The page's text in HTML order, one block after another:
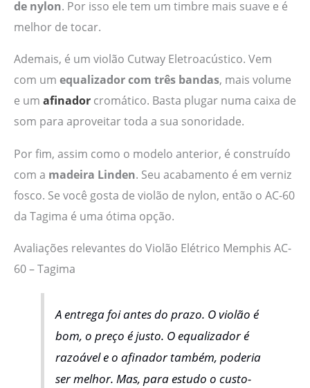
de nylon. Por isso ele tem um timbre mais suave e é
melhor de tocar.
Ademais, é um violão Cutway Eletroacústico. Vem
com um equalizador com três bandas, mais volume
e um afinador cromático. Basta plugar numa caixa de
som para aproveitar toda a sua sonoridade.
Por fim, assim como o modelo anterior, é construído
com a madeira Linden. Seu acabamento é em verniz
fosco. Se você gosta de violão de nylon, então o AC-60
da Tagima é uma ótima opção.
Avaliações relevantes do Violão Elétrico Memphis AC-
60 – Tagima
A entrega foi antes do prazo. O violão é
bom, o preço é justo. O equalizador é
razoável e o afinador também, poderia
ser melhor. Mas, para estudo o custo-